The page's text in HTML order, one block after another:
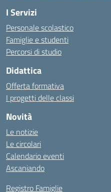
I Servizi
Personale scolastico
Famiglie e studenti
Percorsi di studio
Didattica
Offerta formativa
I progetti delle classi
Novità
Le notizie
Le circolari
Calendario eventi
Ascaniando
Registro Famiglie